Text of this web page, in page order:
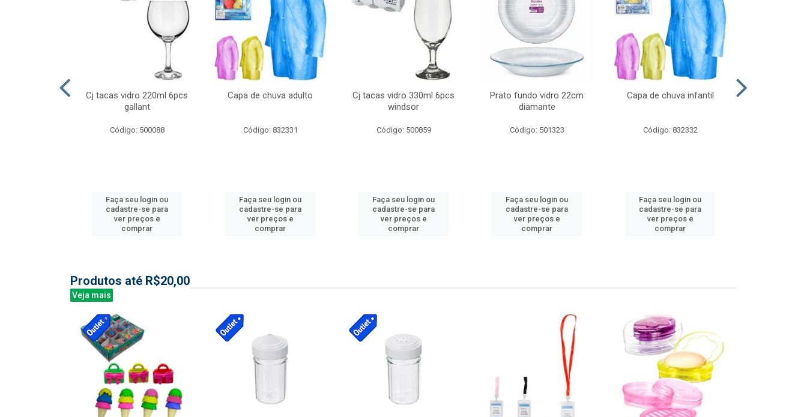
Cj tacas vidro 220ml 6pcs
gallant
Código: 500088
Faça seu login ou
cadastre-se para
ver preços e
comprar
Capa de chuva adulto
Código: 832331
Faça seu login ou
cadastre-se para
ver preços e
comprar
Cj tacas vidro 330ml 6pcs
windsor
Código: 500859
Faça seu login ou
cadastre-se para
ver preços e
comprar
Prato fundo vidro 22cm
diamante
Código: 501323
Faça seu login ou
cadastre-se para
ver preços e
comprar
Capa de chuva infantil
Código: 832332
Faça seu login ou
cadastre-se para
ver preços e
comprar
Produtos até R$20,00
Veja mais